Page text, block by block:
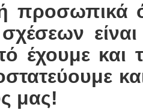
προσωπικά
έχουμε και
μας!